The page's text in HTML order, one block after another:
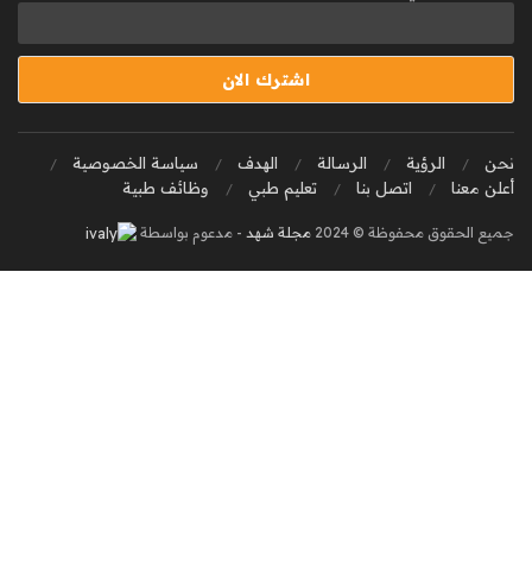
نحن الرؤية الرسالة الهدف
سياسة الخصوصية
أعلن معنا
اتصل بنا تعليم طبي وظائف طبية
جميع الحقوق محفوظة © 2024 مجلة شهد - مدعوم بواسطة